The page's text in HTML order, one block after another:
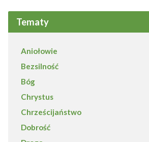
Tematy
Aniołowie
Bezsilność
Bóg
Chrystus
Chrześcijaństwo
Dobrość